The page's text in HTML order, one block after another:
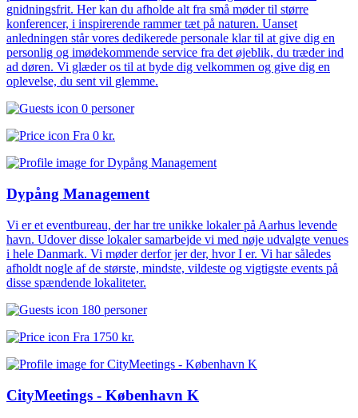
gnidningsfrit. Her kan du afholde alt fra små møder til større
konferencer, i inspirerende rammer tæt på naturen. Uanset
anledningen står vores dedikerede personale klar til at give dig en
personlig og imødekommende service fra det øjeblik, du træder ind
ad døren. Vi glæder os til at byde dig velkommen og give dig en
oplevelse, du sent vil glemme.
0 personer
Fra 0 kr.
Dypång Management
Vi er et eventbureau, der har tre unikke lokaler på Aarhus levende
havn. Udover disse lokaler samarbejde vi med nøje udvalgte venues
i hele Danmark. Vi møder derfor jer der, hvor I er. Vi har således
afholdt nogle af de største, mindste, vildeste og vigtigste events på
disse spændende lokaliteter.
180 personer
Fra 1750 kr.
CityMeetings - København K